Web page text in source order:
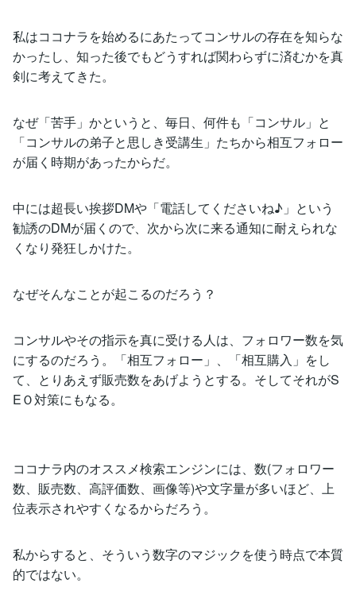
私はココナラを始めるにあたってコンサルの存在を知らな
かったし、知った後でもどうすれば関わらずに済むかを真
剣に考えてきた。
なぜ「苦手」かというと、毎日、何件も「コンサル」と
「コンサルの弟子と思しき受講生」たちから相互フォロー
が届く時期があったからだ。
中には超長い挨拶DMや「電話してくださいね♪」という
勧誘のDMが届くので、次から次に来る通知に耐えられな
くなり発狂しかけた。
なぜそんなことが起こるのだろう？
コンサルやその指示を真に受ける人は、フォロワー数を気
にするのだろう。「相互フォロー」、「相互購入」をし
て、とりあえず販売数をあげようとする。そしてそれがS
EＯ対策にもなる。
ココナラ内のオススメ検索エンジンには、数(フォロワー
数、販売数、高評価数、画像等)や文字量が多いほど、上
位表示されやすくなるからだろう。
私からすると、そういう数字のマジックを使う時点で本質
的ではない。